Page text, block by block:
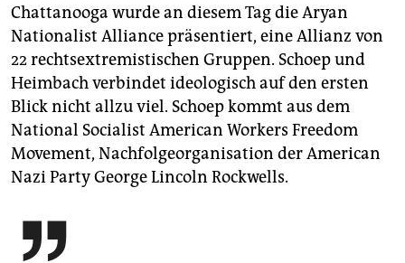
Chatta­noo­ga wurde an diesem Tag die Aryan
Nationalist Alliance präsentiert, eine Allianz von
22 rechtsextremistischen Gruppen. Schoep und
Heimbach verbindet ideologisch auf den ersten
Blick nicht allzu viel. Schoep kommt aus dem
National So­cia­list American Workers Freedom
Movement, Nachfolgeorganisation der American
Nazi Party George Lincoln Rockwells.
